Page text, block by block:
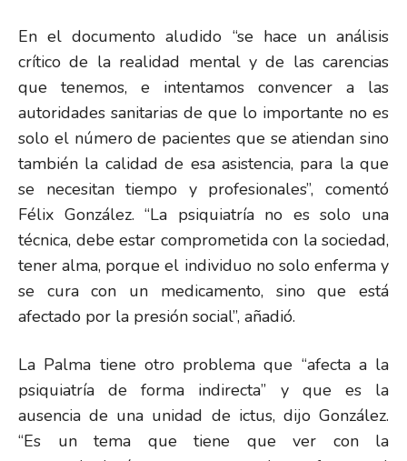
En el documento aludido “se hace un análisis
crítico de la realidad mental y de las carencias
que tenemos, e intentamos convencer a las
autoridades sanitarias de que lo importante no es
solo el número de pacientes que se atiendan sino
también la calidad de esa asistencia, para la que
se necesitan tiempo y profesionales”, comentó
Félix González. “La psiquiatría no es solo una
técnica, debe estar comprometida con la sociedad,
tener alma, porque el individuo no solo enferma y
se cura con un medicamento, sino que está
afectado por la presión social”, añadió.
La Palma tiene otro problema que “afecta a la
psiquiatría de forma indirecta” y que es la
ausencia de una unidad de ictus, dijo González.
“Es un tema que tiene que ver con la